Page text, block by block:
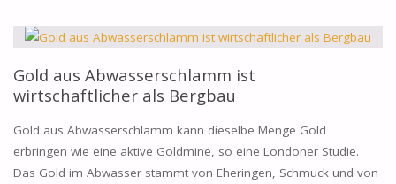
Gold aus Abwasserschlamm ist
wirtschaftlicher als Bergbau
Gold aus Abwasserschlamm kann dieselbe Menge Gold
erbringen wie eine aktive Goldmine, so eine Londoner Studie.
Das Gold im Abwasser stammt von Eheringen, Schmuck und von